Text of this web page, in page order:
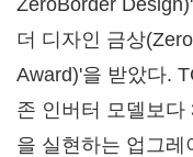
ZeroBorder
더 디자인 금상
Award)'을 받았다.
존 인버터 모델보
을 실현하는 업그레